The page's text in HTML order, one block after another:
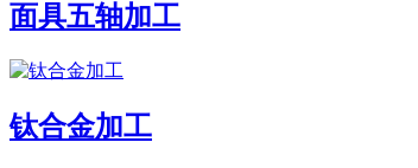
面具五轴加工
钛合金加工